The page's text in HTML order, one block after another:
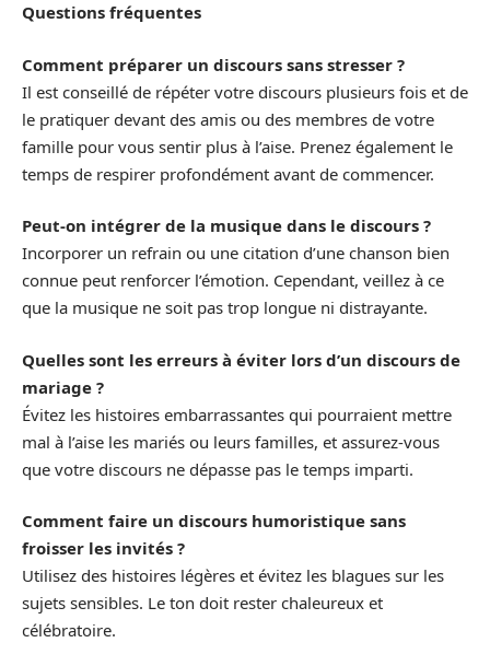
Questions fréquentes
Comment préparer un discours sans stresser ?
Il est conseillé de répéter votre discours plusieurs fois et de
le pratiquer devant des amis ou des membres de votre
famille pour vous sentir plus à l’aise. Prenez également le
temps de respirer profondément avant de commencer.
Peut-on intégrer de la musique dans le discours ?
Incorporer un refrain ou une citation d’une chanson bien
connue peut renforcer l’émotion. Cependant, veillez à ce
que la musique ne soit pas trop longue ni distrayante.
Quelles sont les erreurs à éviter lors d’un discours de
mariage ?
Évitez les histoires embarrassantes qui pourraient mettre
mal à l’aise les mariés ou leurs familles, et assurez-vous
que votre discours ne dépasse pas le temps imparti.
Comment faire un discours humoristique sans
froisser les invités ?
Utilisez des histoires légères et évitez les blagues sur les
sujets sensibles. Le ton doit rester chaleureux et
célébratoire.